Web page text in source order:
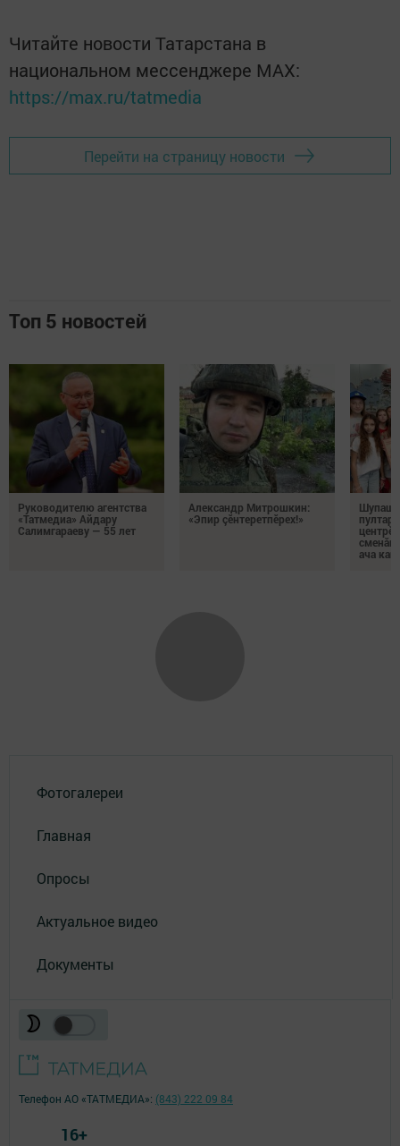
Читайте новости Татарстана в
национальном мессенджере MАХ:
https://max.ru/tatmedia
Перейти на страницу новости
Топ 5 новостей
Руководителю агентства
«Татмедиа» Айдару
Салимгараеву — 55 лет
Александр Митрошкин:
«Эпир çӗнтеретпӗрех!»
ача
Фотогалереи
Главная
Опросы
Актуальное видео
Документы
Телефон АО «ТАТМЕДИА»: (843) 222 09 84
16+